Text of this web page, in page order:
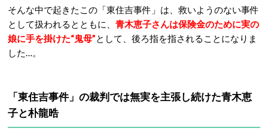
そんな中で起きたこの「東住吉事件」は、救いようのない事件
として扱われるとともに、 青木恵子さんは保険金のために実の
娘に手を掛けた“鬼母”として、後ろ指を指されることになりま
した…。
「東住吉事件」の裁判では無実を主張し続けた青木恵
子と朴龍晧